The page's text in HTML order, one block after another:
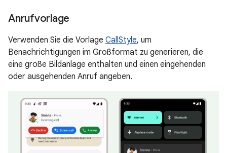
Anrufvorlage
Verwenden Sie die Vorlage CallStyle, um
Benachrichtigungen im Großformat zu generieren, die
eine große Bildanlage enthalten und einen eingehenden
oder ausgehenden Anruf angeben.